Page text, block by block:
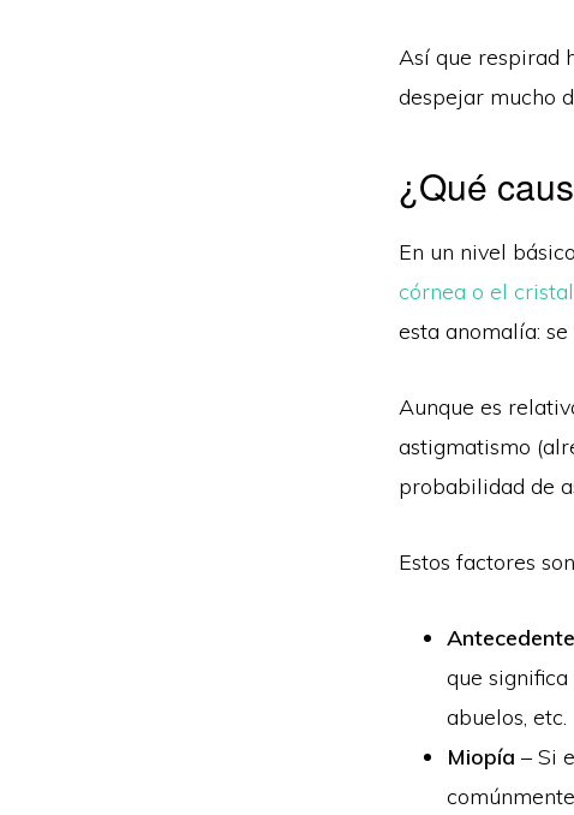
Así que respirad
despejar mucho
¿Qué
En un nivel
córnea o el
esta anomalía:
Aunque es
astigmatismo
probabilidad de
Estos factores
que
abuelos, etc.
Miopía – Si